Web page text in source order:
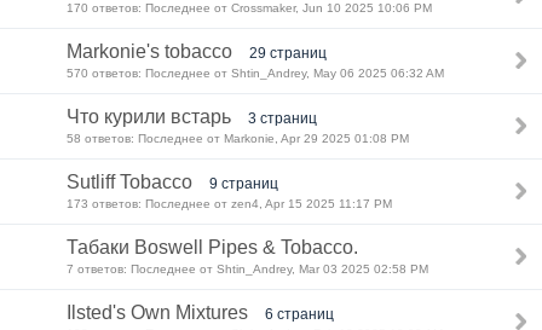
170 ответов: Последнее от Crossmaker, Jun 10 2025 10:06 PM
Markonie's tobacco 29 страниц
570 ответов: Последнее от Shtin_Andrey, May 06 2025 06:32 AM
Что курили встарь 3 страниц
58 ответов: Последнее от Markonie, Apr 29 2025 01:08 PM
Sutliff Tobacco 9 страниц
173 ответов: Последнее от zen4, Apr 15 2025 11:17 PM
Табаки Boswell Pipes & Tobacco.
7 ответов: Последнее от Shtin_Andrey, Mar 03 2025 02:58 PM
Ilsted's Own Mixtures 6 страниц